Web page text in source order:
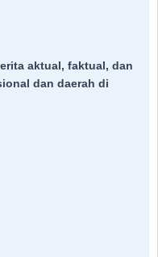
aktual, faktual, dan
dan daerah di